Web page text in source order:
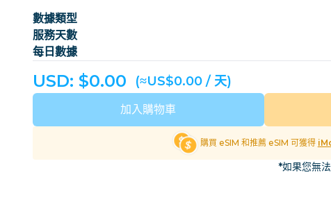
柬埔寨
哥斯大黎加 象牙海岸
多米尼克
愛沙尼亞
探索所有目的地
數據類型
服務天數
每日數據
USD: $0.00 (≈US$0.00 / 天)
加入購物車
購買 eSIM 和推薦 eSIM 可獲得
*如果您無